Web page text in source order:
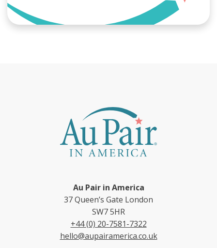
Au Pair in America
37 Queen’s Gate London
SW7 5HR
+44 (0) 20-7581-7322
hello@aupairamerica.co.uk